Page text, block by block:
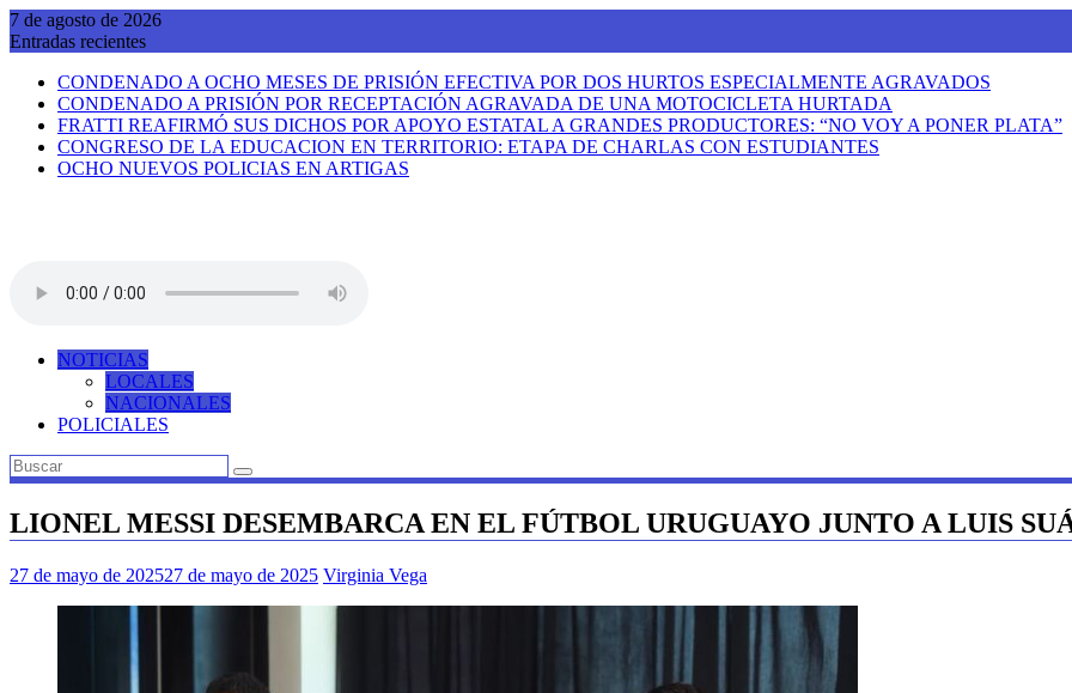
Saltar
al
7 de agosto de 2026
Entradas recientes
CONDENADO A OCHO MESES DE PRISIÓN EFECTIVA POR DOS HURTOS ESPECIALMENTE AGRAVADOS
CONDENADO A PRISIÓN POR RECEPTACIÓN AGRAVADA DE UNA MOTOCICLETA HURTADA
FRATTI REAFIRMÓ SUS DICHOS POR APOYO ESTATAL A GRANDES PRODUCTORES: “NO VOY A PONER PLATA”
CONGRESO DE LA EDUCACION EN TERRITORIO: ETAPA DE CHARLAS CON ESTUDIANTES
OCHO NUEVOS POLICIAS EN ARTIGAS
NOTICIAS
LOCALES
NACIONALES
POLICIALES
LIONEL MESSI DESEMBARCA EN EL FÚTBOL URUGUAYO JUNTO A LUIS
27 de mayo de 202527 de mayo de 2025 Virginia Vega